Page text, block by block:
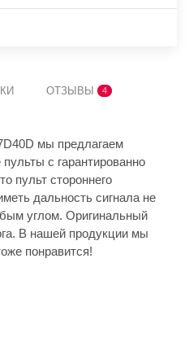
ОТЗЫВЫ 4
мы предлагаем
с гарантированно
пульт стороннего
дальность сигнала не
углом. Оригинальный
В нашей продукции мы
понравится!